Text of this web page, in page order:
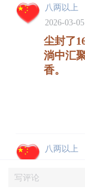
八两以上
2026-03-
尘封了
淌中汇
香。
八两以上
酉阳桃